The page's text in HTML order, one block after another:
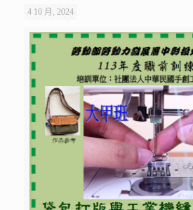
4 10 月, 2024